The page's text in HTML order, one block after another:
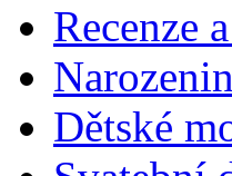
Recenze
Dětské